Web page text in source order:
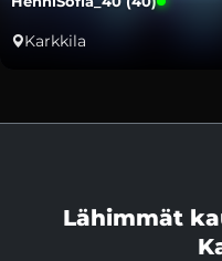
Karkkila
Lähimmät